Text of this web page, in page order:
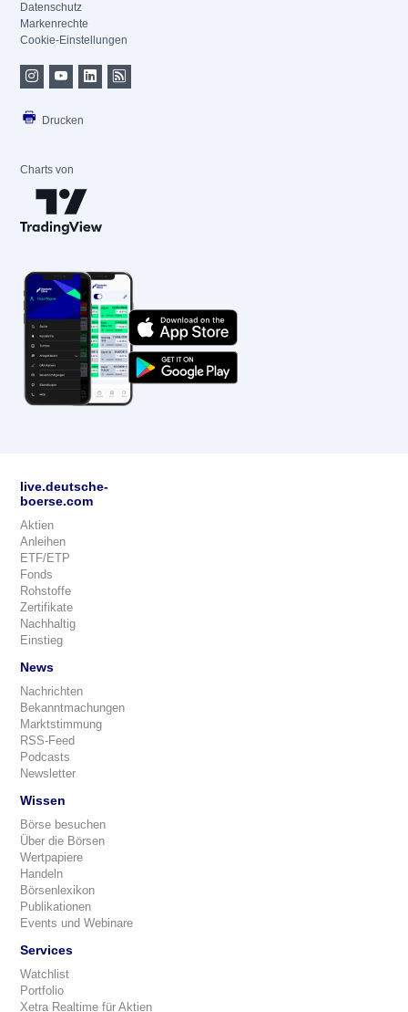
Datenschutz
Markenrechte
Cookie-Einstellungen
Drucken
Charts von
live.deutsche-
boerse.com
Aktien
Anleihen
ETF/ETP
Fonds
Rohstoffe
Zertifikate
Nachhaltig
Einstieg
News
Nachrichten
Bekanntmachungen
Marktstimmung
RSS-Feed
Podcasts
Newsletter
Wissen
Börse besuchen
Über die Börsen
Wertpapiere
Handeln
Börsenlexikon
Publikationen
Events und Webinare
Services
Watchlist
Portfolio
Xetra Realtime für Aktien